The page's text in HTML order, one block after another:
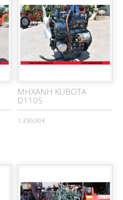
ΜΗΧΑΝΗ KUBOTA
D1105
1.350,00 €